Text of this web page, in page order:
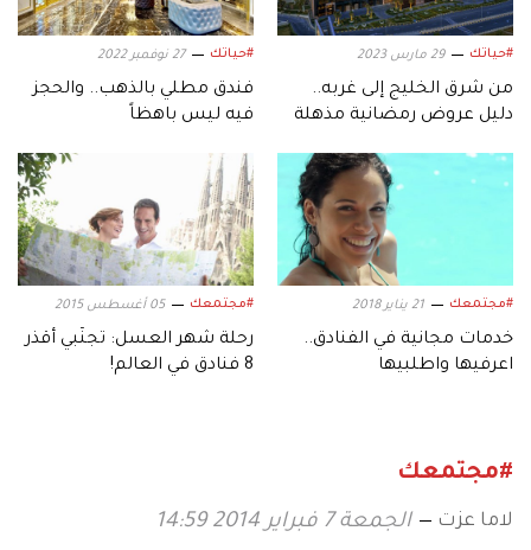
#حياتك 29 مارس 2023
من شرق الخليج إلى غربه..
دليل عروض رمضانية مذهلة
#حياتك 27 نوفمبر 2022
فندق مطلي بالذهب.. والحجز
فيه ليس باهظاً
#مجتمعك 21 يناير 2018
خدمات مجانية في الفنادق..
اعرفيها واطلبيها
#مجتمعك 05 أغسطس 2015
رحلة شهر العسل: تجنّبي أقذر
8 فنادق في العالم!
#مجتمعك
لاما عزت الجمعة 7 فبراير 2014 14:59